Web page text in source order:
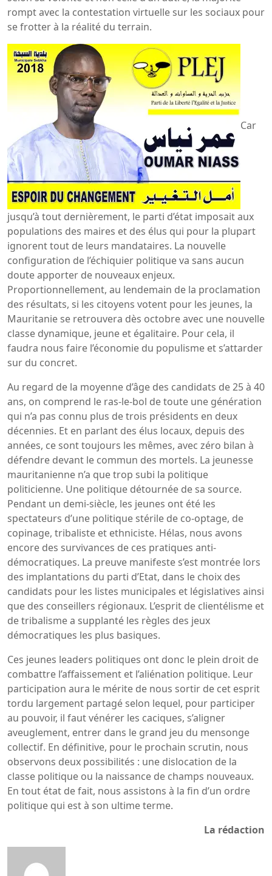
rompt avec la contestation virtuelle sur les sociaux pour
se frotter à la réalité du terrain.
Car
jusqu’à tout dernièrement, le parti d’état imposait aux
populations des maires et des élus qui pour la plupart
ignorent tout de leurs mandataires. La nouvelle
configuration de l’échiquier politique va sans aucun
doute apporter de nouveaux enjeux.
Proportionnellement, au lendemain de la proclamation
des résultats, si les citoyens votent pour les jeunes, la
Mauritanie se retrouvera dès octobre avec une nouvelle
classe dynamique, jeune et égalitaire. Pour cela, il
faudra nous faire l’économie du populisme et s’attarder
sur du concret.
Au regard de la moyenne d’âge des candidats de 25 à 40
ans, on comprend le ras-le-bol de toute une génération
qui n’a pas connu plus de trois présidents en deux
décennies. Et en parlant des élus locaux, depuis des
années, ce sont toujours les mêmes, avec zéro bilan à
défendre devant le commun des mortels. La jeunesse
mauritanienne n’a que trop subi la politique
politicienne. Une politique détournée de sa source.
Pendant un demi-siècle, les jeunes ont été les
spectateurs d’une politique stérile de co-optage, de
copinage, tribaliste et ethniciste. Hélas, nous avons
encore des survivances de ces pratiques anti-
démocratiques. La preuve manifeste s’est montrée lors
des implantations du parti d’Etat, dans le choix des
candidats pour les listes municipales et législatives ainsi
que des conseillers régionaux. L’esprit de clientélisme et
de tribalisme a supplanté les règles des jeux
démocratiques les plus basiques.
Ces jeunes leaders politiques ont donc le plein droit de
combattre l’affaissement et l’aliénation politique. Leur
participation aura le mérite de nous sortir de cet esprit
tordu largement partagé selon lequel, pour participer
au pouvoir, il faut vénérer les caciques, s’aligner
aveuglement, entrer dans le grand jeu du mensonge
collectif. En définitive, pour le prochain scrutin, nous
observons deux possibilités : une dislocation de la
classe politique ou la naissance de champs nouveaux.
En tout état de fait, nous assistons à la fin d’un ordre
politique qui est à son ultime terme.
La rédaction